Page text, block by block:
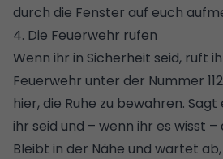
durch die Fenster auf euch
4. Die Feuerwehr rufen
Wenn ihr in Sicherheit seid, ruft
Feuerwehr unter der Nummer
hier, die Ruhe zu bewahren.
ihr seid und – wenn ihr es wisst
Bleibt in der Nähe und wartet